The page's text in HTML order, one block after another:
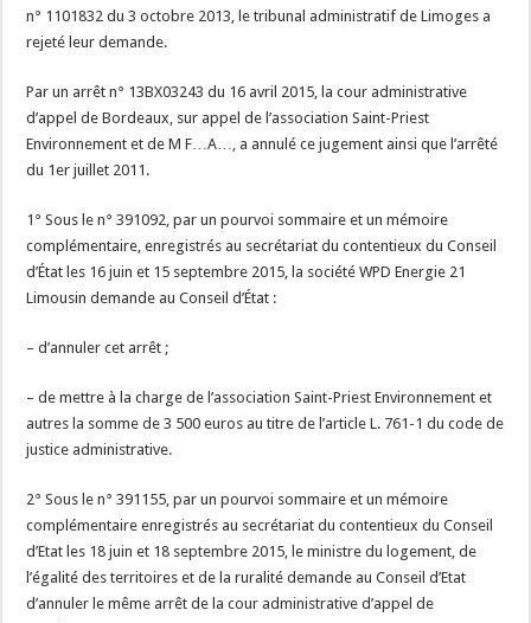
n° 1101832 du 3 octobre 2013, le tribunal administratif de Limoges a
rejeté leur demande.
Par un arrêt n° 13BX03243 du 16 avril 2015, la cour administrative
d’appel de Bordeaux, sur appel de l’association Saint-Priest
Environnement et de M F…A…, a annulé ce jugement ainsi que l’arrêté
du 1er juillet 2011.
1° Sous le n° 391092, par un pourvoi sommaire et un mémoire
complémentaire, enregistrés au secrétariat du contentieux du Conseil
d’État les 16 juin et 15 septembre 2015, la société WPD Energie 21
Limousin demande au Conseil d’État :
– d’annuler cet arrêt ;
– de mettre à la charge de l’association Saint-Priest Environnement et
autres la somme de 3 500 euros au titre de l’article L. 761-1 du code de
justice administrative.
2° Sous le n° 391155, par un pourvoi sommaire et un mémoire
complémentaire enregistrés au secrétariat du contentieux du Conseil
d’Etat les 18 juin et 18 septembre 2015, le ministre du logement, de
l’égalité des territoires et de la ruralité demande au Conseil d’Etat
d’annuler le même arrêt de la cour administrative d’appel de